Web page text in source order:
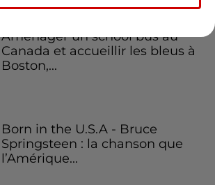
Aménager un school bus au
Canada et accueillir les bleus à
Boston,...
Born in the U.S.A - Bruce
Springsteen : la chanson que
l’Amérique...